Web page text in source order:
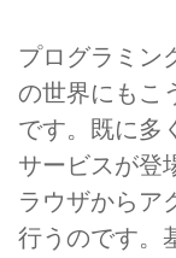
プログラミン
の世界にもこ
です。既に多
サービスが登
ラウザからア
行うのです。